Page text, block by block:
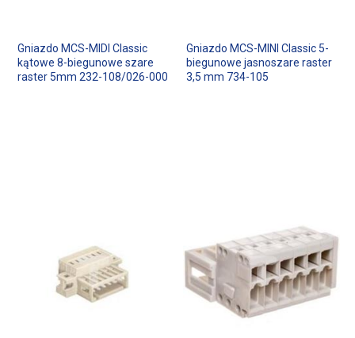
Gniazdo MCS-MIDI Classic
kątowe 8-biegunowe szare
raster 5mm 232-108/026-000
Gniazdo MCS-MINI Classic 5-
biegunowe jasnoszare raster
3,5 mm 734-105